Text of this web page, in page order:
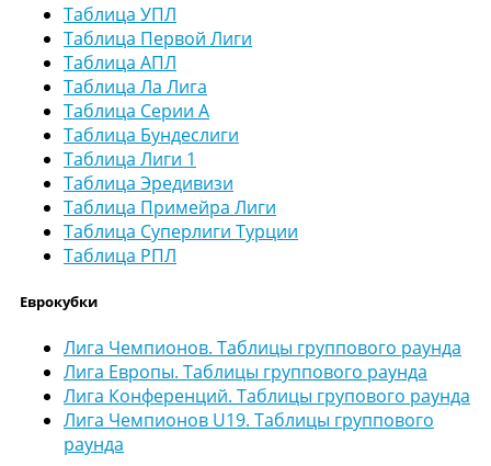
Таблица УПЛ
Таблица Первой Лиги
Таблица АПЛ
Таблица Ла Лига
Таблица Серии А
Таблица Бундеслиги
Таблица Лиги 1
Таблица Эредивизи
Таблица Примейра Лиги
Таблица Суперлиги Турции
Таблица РПЛ
Еврокубки
Лига Чемпионов. Таблицы группового раунда
Лига Европы. Таблицы группового раунда
Лига Конференций. Таблицы групового раунда
Лига Чемпионов U19. Таблицы группового
раунда